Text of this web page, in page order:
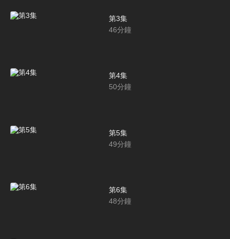
第3集
46分鐘
第4集
50分鐘
第5集
49分鐘
第6集
48分鐘